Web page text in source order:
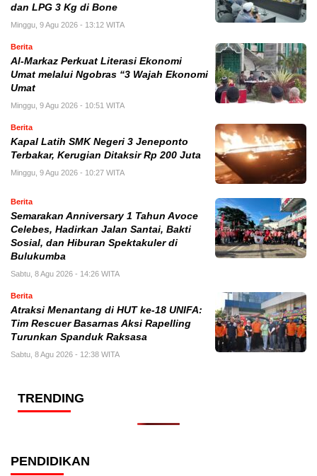
dan LPG 3 Kg di Bone
Minggu, 9 Agu 2026 - 13:12 WITA
Berita
Al-Markaz Perkuat Literasi Ekonomi
Umat melalui Ngobras “3 Wajah Ekonomi
Umat
Minggu, 9 Agu 2026 - 10:51 WITA
Berita
Kapal Latih SMK Negeri 3 Jeneponto
Terbakar, Kerugian Ditaksir Rp 200 Juta
Minggu, 9 Agu 2026 - 10:27 WITA
Berita
Semarakan Anniversary 1 Tahun Avoce
Celebes, Hadirkan Jalan Santai, Bakti
Sosial, dan Hiburan Spektakuler di
Bulukumba
Sabtu, 8 Agu 2026 - 14:26 WITA
Berita
Atraksi Menantang di HUT ke-18 UNIFA:
Tim Rescuer Basarnas Aksi Rapelling
Turunkan Spanduk Raksasa
Sabtu, 8 Agu 2026 - 12:38 WITA
TRENDING
PENDIDIKAN